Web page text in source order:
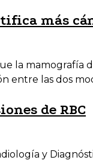
más
la
entre las dos
de RBC
y